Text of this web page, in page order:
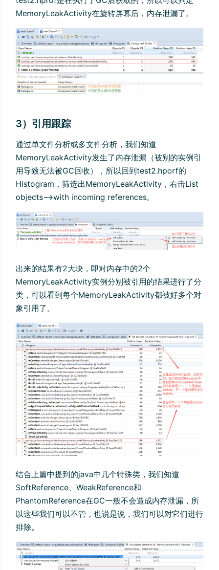
MemoryLeakActivity在旋转屏幕后，内存泄漏了。
3）引用跟踪
通过单文件分析或多文件分析，我们知道
MemoryLeakActivity发生了内存泄漏（被别的实例引
用导致无法被GC回收），所以回到test2.hporf的
Histogram，筛选出MemoryLeakActivity，右击List
objects-->with incoming references。
出来的结果有2大块，即对内存中的2个
MemoryLeakActivity实例分别被引用的结果进行了分
类，可以看到每个MemoryLeakActivity都被好多个对
象引用了。
结合上篇中提到的java中几个特殊类，我们知道
SoftReference、WeakReference和
PhantomReference在GC一般不会造成内存泄漏，所
以这些我们可以不管，也说是说，我们可以对它们进行
排除。